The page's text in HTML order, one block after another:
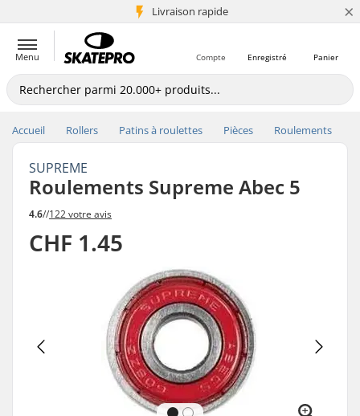
Livraison rapide
+5 mio de clients ×
Menu Panier
Enregistré
Compte
Accueil Rollers Patins à roulettes Pièces Roulements
SUPREME
Roulements Supreme Abec 5
4.6//122 votre avis
CHF 1.45